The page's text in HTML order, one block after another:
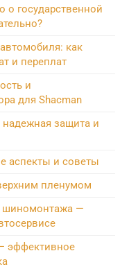
о государственной
как
и переплат
и
для Shacman
надежная защита и
аспекты и советы
пленумом
шиномонтажа —
эффективное